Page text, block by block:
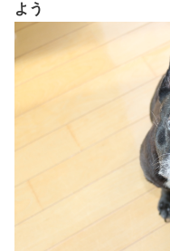
よう